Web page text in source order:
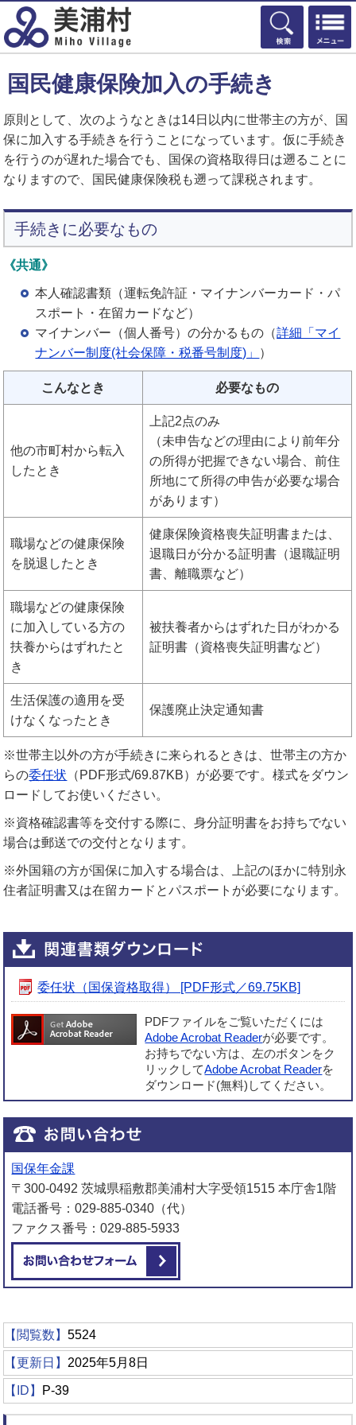
検索
国民健康保険加入の手続き
原則として、次のようなときは14日以内に世帯主の方が、国
保に加入する手続きを行うことになっています。仮に手続き
を行うのが遅れた場合でも、国保の資格取得日は遡ることに
なりますので、国民健康保険税も遡って課税されます。
手続きに必要なもの
《共通》
本人確認書類（運転免許証・マイナンバーカード・パ
スポート・在留カードなど）
マイナンバー（個人番号）の分かるもの（詳細「マイ
ナンバー制度(社会保障・税番号制度)」 ）
こんなとき 必要なもの
他の市町村から転入
したとき
上記2点のみ
（未申告などの理由により前年分
の所得が把握できない場合、前住
所地にて所得の申告が必要な場合
があります）
職場などの健康保険
を脱退したとき
健康保険資格喪失証明書または、
退職日が分かる証明書（退職証明
書、離職票など）
職場などの健康保険
に加入している方の
扶養からはずれたと
き
被扶養者からはずれた日がわかる
証明書（資格喪失証明書など）
生活保護の適用を受
けなくなったとき
保護廃止決定通知書
※世帯主以外の方が手続きに来られるときは、世帯主の方か
らの委任状 （PDF形式/69.87KB）が必要です。様式をダウン
ロードしてお使いください。
※資格確認書等を交付する際に、身分証明書をお持ちでない
場合は郵送での交付となります。
※外国籍の方が国保に加入する場合は、上記のほかに特別永
住者証明書又は在留カードとパスポートが必要になります。
委任状（国保資格取得） [PDF形式／69.75KB]
PDFファイルをご覧いただくには
Adobe Acrobat Readerが必要です。
お持ちでない方は、左のボタンをク
リックしてAdobe Acrobat Readerを
ダウンロード(無料)してください。
国保年金課
〒300-0492 茨城県稲敷郡美浦村大字受領1515 本庁舎1階
電話番号：029-885-0340（代）
ファクス番号：029-885-5933
【閲覧数】5524
【更新日】 2025年5月8日
【ID】 P-39